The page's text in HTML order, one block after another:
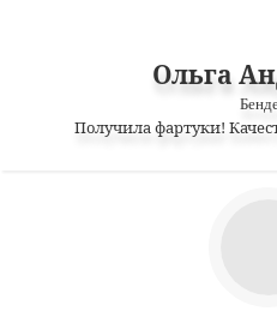
Ольга
Получила фартуки!